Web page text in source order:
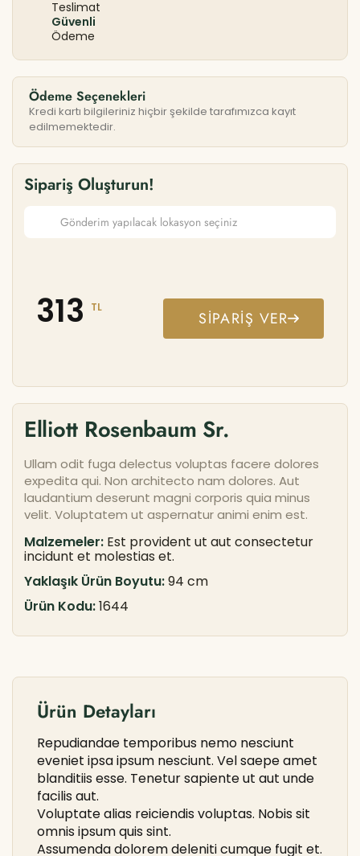
Elliott Rosenbaum Sr.
Ullam odit fuga delectus voluptas facere dolores
expedita qui. Non architecto nam dolores. Aut
laudantium deserunt magni corporis quia minus
velit. Voluptatem ut aspernatur animi enim est.
Malzemeler: Est provident ut aut consectetur
incidunt et molestias et.
Yaklaşık Ürün Boyutu:94 cm
Ürün Kodu:1644
Sipariş Oluşturun!
313 TL
SIPARIŞ VER
Teslimat
Güvenli
Ödeme
Ödeme Seçenekleri
Kredi kartı bilgileriniz hiçbir şekilde tarafımızca kayıt
edilmemektedir.
Ürün Detayları
Repudiandae temporibus nemo nesciunt
eveniet ipsa ipsum nesciunt. Vel saepe amet
blanditiis esse. Tenetur sapiente ut aut unde
facilis aut.
Voluptate alias reiciendis voluptas. Nobis sit
omnis ipsum quis sint.
Assumenda dolorem deleniti cumque fugit et.